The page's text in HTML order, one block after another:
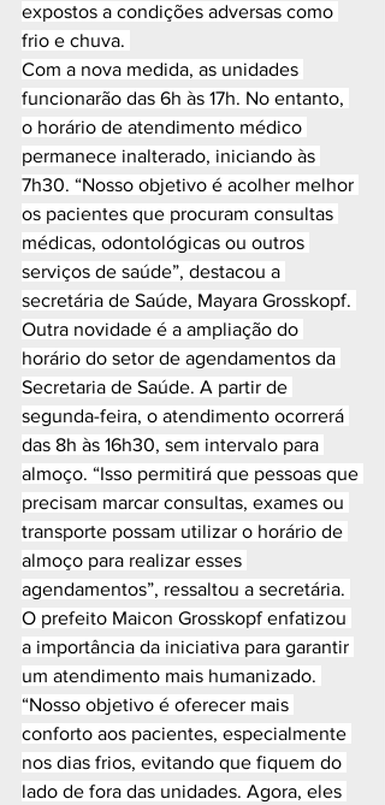
expostos a condições adversas como
frio e chuva.
Com a nova medida, as unidades
funcionarão das 6h às 17h. No entanto,
o horário de atendimento médico
permanece inalterado, iniciando às
7h30. “Nosso objetivo é acolher melhor
os pacientes que procuram consultas
médicas, odontológicas ou outros
serviços de saúde”, destacou a
secretária de Saúde, Mayara Grosskopf.
Outra novidade é a ampliação do
horário do setor de agendamentos da
Secretaria de Saúde. A partir de
segunda-feira, o atendimento ocorrerá
das 8h às 16h30, sem intervalo para
almoço. “Isso permitirá que pessoas que
precisam marcar consultas, exames ou
transporte possam utilizar o horário de
almoço para realizar esses
agendamentos”, ressaltou a secretária.
O prefeito Maicon Grosskopf enfatizou
a importância da iniciativa para garantir
um atendimento mais humanizado.
“Nosso objetivo é oferecer mais
conforto aos pacientes, especialmente
nos dias frios, evitando que fiquem do
lado de fora das unidades. Agora, eles